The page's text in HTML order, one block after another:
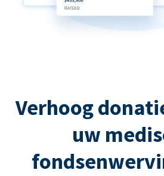
Verhoog
uw